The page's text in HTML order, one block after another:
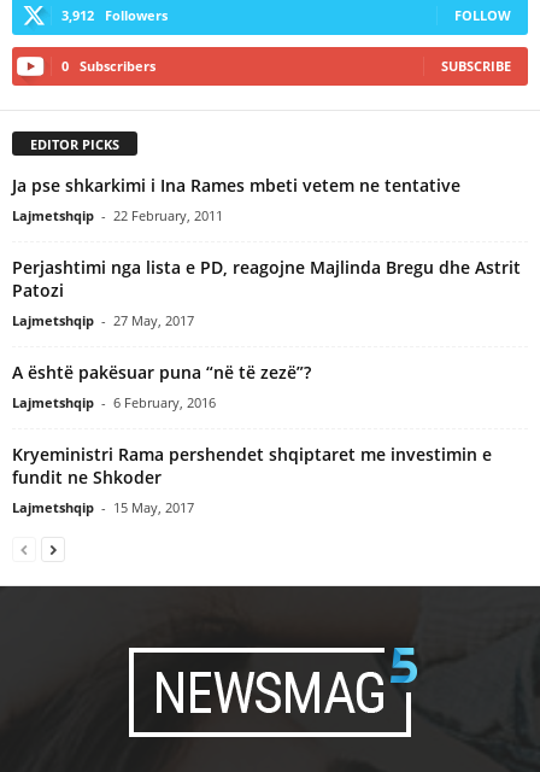
3,912 Followers FOLLOW
0 Subscribers SUBSCRIBE
EDITOR PICKS
Ja pse shkarkimi i Ina Rames mbeti vetem ne tentative
Lajmetshqip - 22 February, 2011
Perjashtimi nga lista e PD, reagojne Majlinda Bregu dhe Astrit
Patozi
Lajmetshqip - 27 May, 2017
A është pakësuar puna “në të zezë”?
Lajmetshqip - 6 February, 2016
Kryeministri Rama pershendet shqiptaret me investimin e
fundit ne Shkoder
Lajmetshqip - 15 May, 2017